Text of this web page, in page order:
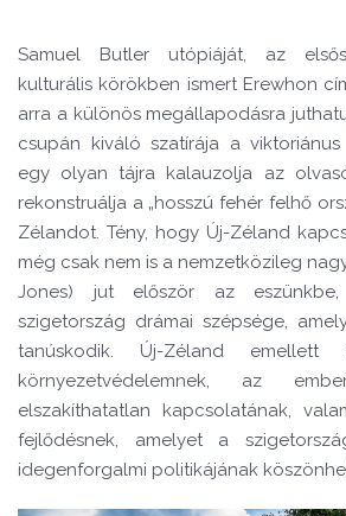
Samuel Butler utópiáját, az
kulturális körökben ismert Erewhon
arra a különös megállapodásra
csupán kiváló szatírája a
egy olyan tájra kalauzolja az
rekonstruálja a „hosszú fehér felhő
Zélandot. Tény, hogy Új-Zéland
még csak nem is a nemzetközileg
Jones) jut először az
szigetország drámai szépsége,
tanúskodik. Új-Zéland
környezetvédelemnek, az
elszakíthatatlan kapcsolatának,
fejlődésnek, amelyet a
idegenforgalmi politikájának